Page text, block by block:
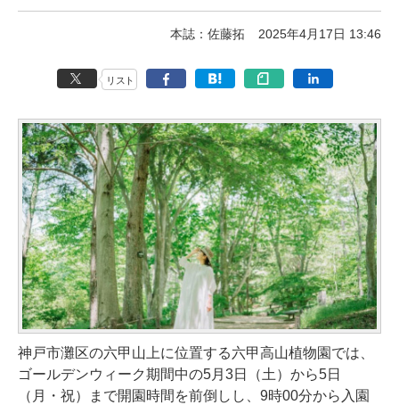
本誌：佐藤拓 2025年4月17日 13:46
リスト
神戸市灘区の六甲山上に位置する六甲高山植物園では、
ゴールデンウィーク期間中の5月3日（土）から5日
（月・祝）まで開園時間を前倒しし、9時00分から入園